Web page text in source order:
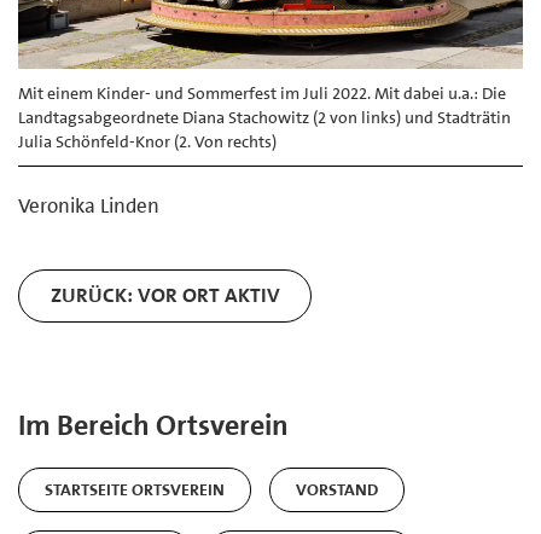
Mit einem Kinder- und Sommerfest im Juli 2022. Mit dabei u.a.: Die
Landtagsabgeordnete Diana Stachowitz (2 von links) und Stadträtin
Julia Schönfeld-Knor (2. Von rechts)
Veronika Linden
ZURÜCK: VOR ORT AKTIV
Im Bereich Ortsverein
STARTSEITE ORTSVEREIN VORSTAND